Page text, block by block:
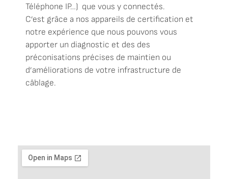
Téléphone IP…) que vous y connectés.
C’est grâce a nos appareils de certification et
notre expérience que nous pouvons vous
apporter un diagnostic et des des
préconisations précises de maintien ou
d’améliorations de votre infrastructure de
câblage.